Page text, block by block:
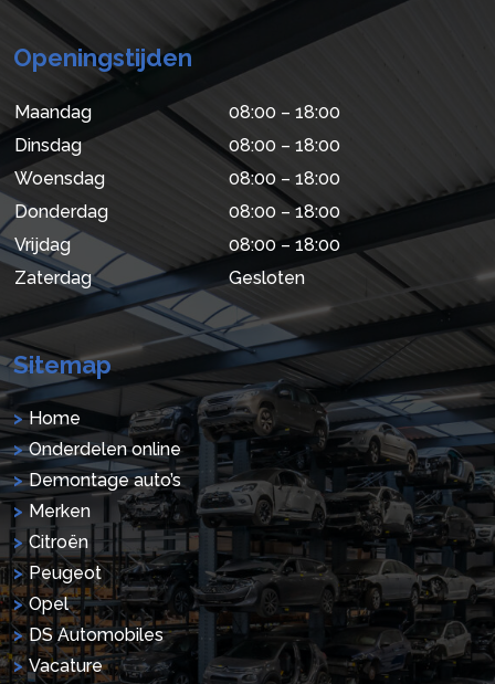
Openingstijden
Maandag
08:00 – 18:00
Dinsdag
08:00 – 18:00
Woensdag
08:00 – 18:00
Donderdag
08:00 – 18:00
Vrijdag
08:00 – 18:00
Zaterdag
Gesloten
Sitemap
Home
Onderdelen online
Demontage auto’s
Merken
Citroën
Peugeot
Opel
DS Automobiles
Vacature